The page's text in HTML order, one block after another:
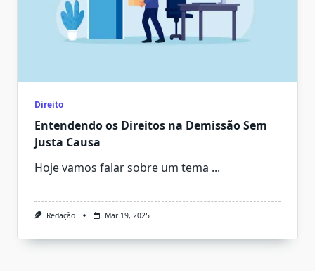
Direito
Entendendo os Direitos na Demissão Sem
Justa Causa
Hoje vamos falar sobre um tema ...
Redação Mar 19, 2025